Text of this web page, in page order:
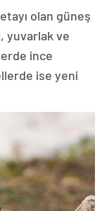
olan güneş
yuvarlak ve
ince
ise yeni